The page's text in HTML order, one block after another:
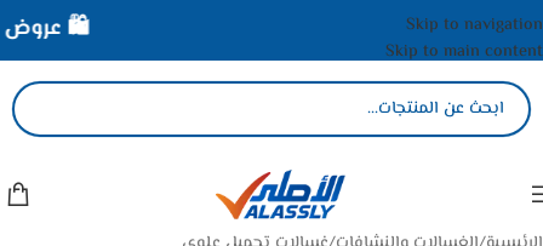
Skip to navigation
Skip to main content
🛍️ عروض